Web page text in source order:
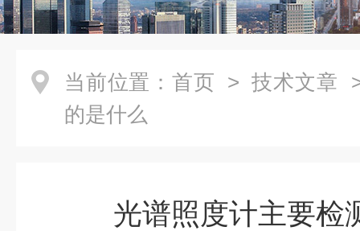
当前位置： 首页 > 技术文章
的是什么
光谱照度计主要检